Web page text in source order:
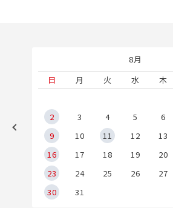
8月
日
月 火 水 木
2
3 4 5 6
9
10 11 12 13
16
17 18 19 20
23
24 25 26 27
30
31